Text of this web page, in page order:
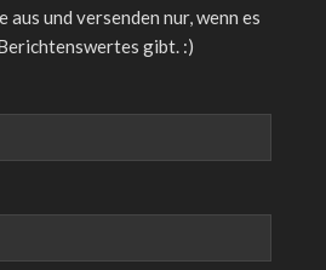
und versenden nur, wenn es
gibt. :)